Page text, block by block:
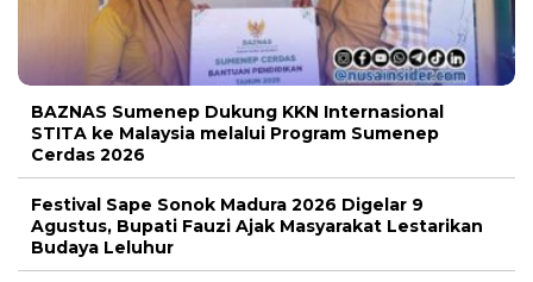
BAZNAS Sumenep Dukung KKN Internasional
STITA ke Malaysia melalui Program Sumenep
Cerdas 2026
Festival Sape Sonok Madura 2026 Digelar 9
Agustus, Bupati Fauzi Ajak Masyarakat Lestarikan
Budaya Leluhur